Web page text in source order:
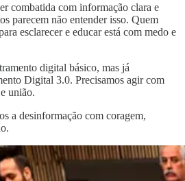
combatida com informação clara e
parecem não entender isso. Quem
esclarecer e educar está com medo e
digital básico, mas já
Digital 3.0. Precisamos agir com
união.
a desinformação com coragem,